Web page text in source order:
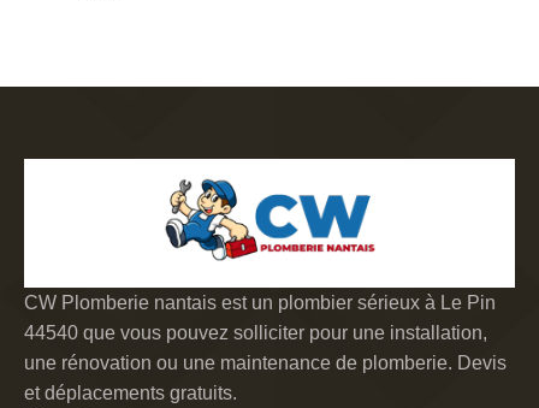
CW Plomberie nantais est un plombier sérieux à Le Pin
44540 que vous pouvez solliciter pour une installation,
une rénovation ou une maintenance de plomberie. Devis
et déplacements gratuits.